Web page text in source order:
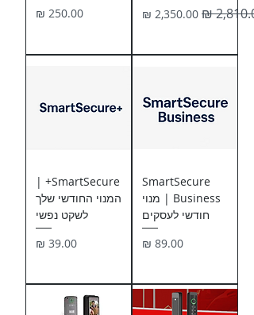
רגיל
מחיר מבצע
מחיר
SmartSecure
Business | מנוי
חודשי לעסקים
מחיר
SmartSecure+ |
המנוי החודשי שלך
לשקט נפשי
מחיר